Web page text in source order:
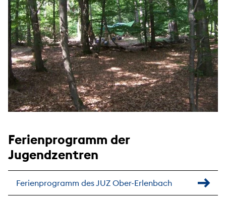
Ferienprogramm der
Jugendzentren
Ferienprogramm des JUZ Ober-Erlenbach